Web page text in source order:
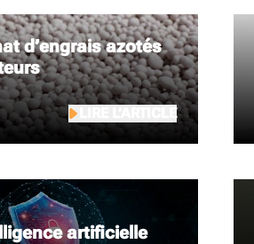
d’engrais azotés
LIRE L’ARTICLE
artificielle